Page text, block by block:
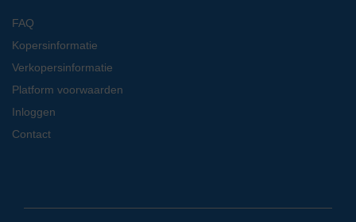
FAQ
Kopersinformatie
Verkopersinformatie
Platform voorwaarden
Inloggen
Contact